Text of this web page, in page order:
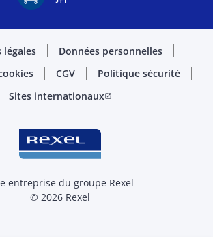
légales
Données personnelles
CGV
Politique sécurité
Sites internationauxopen_in_new
entreprise du groupe Rexel
© 2026 Rexel